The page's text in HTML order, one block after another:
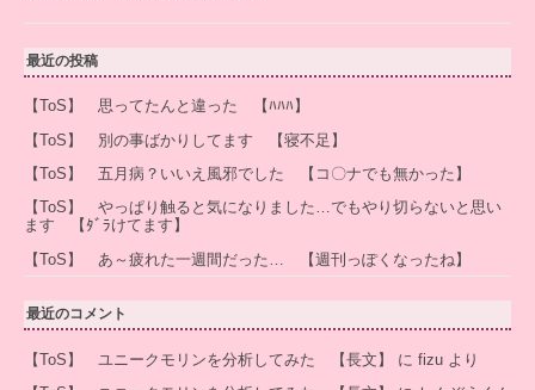
最近の投稿
【ToS】 思ってたんと違った 【ﾊﾊﾊ】
【ToS】 別の事ばかりしてます 【寝不足】
【ToS】 五月病？いいえ風邪でした 【コ〇ナでも無かった】
【ToS】 やっぱり触ると気になりました…でもやり切らないと思い
ます 【ﾀﾞﾗけてます】
【ToS】 あ～疲れた一週間だった… 【週刊っぽくなったね】
最近のコメント
【ToS】 ユニークモリンを分析してみた 【長文】 に fizu より